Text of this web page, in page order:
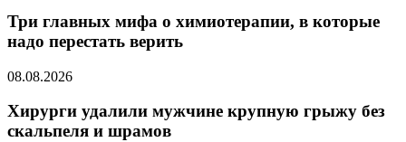
Три главных мифа о химиотерапии, в которые
надо перестать верить
08.08.2026
Хирурги удалили мужчине крупную грыжу без
скальпеля и шрамов